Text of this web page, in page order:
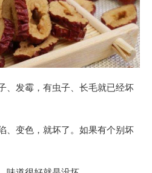
、发霉，有虫子、长毛就已经坏
、变色，就坏了。如果有个别坏